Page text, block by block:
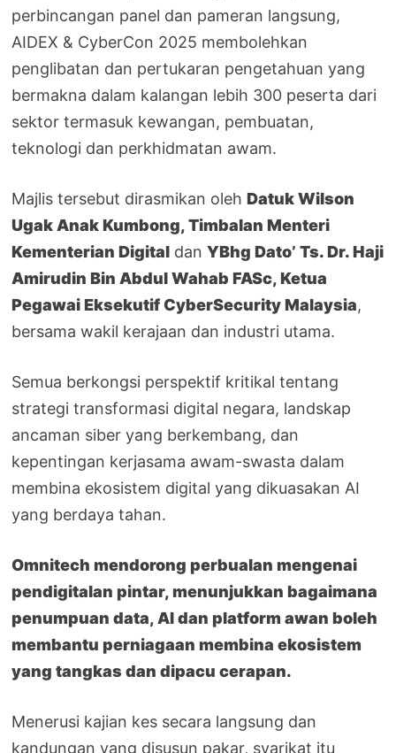
perbincangan panel dan pameran langsung,
AIDEX & CyberCon 2025 membolehkan
penglibatan dan pertukaran pengetahuan yang
bermakna dalam kalangan lebih 300 peserta dari
sektor termasuk kewangan, pembuatan,
teknologi dan perkhidmatan awam.
Majlis tersebut dirasmikan olehDatuk Wilson
Ugak Anak Kumbong, Timbalan Menteri
Kementerian Digital danYBhg Dato’ Ts. Dr. Haji
Amirudin Bin Abdul Wahab FASc, Ketua
Pegawai Eksekutif CyberSecurity Malaysia,
bersama wakil kerajaan dan industri utama.
Semua berkongsi perspektif kritikal tentang
strategi transformasi digital negara, landskap
ancaman siber yang berkembang, dan
kepentingan kerjasama awam-swasta dalam
membina ekosistem digital yang dikuasakan AI
yang berdaya tahan.
Omnitech mendorong perbualan mengenai
pendigitalan pintar, menunjukkan bagaimana
penumpuan data, AI dan platform awan boleh
membantu perniagaan membina ekosistem
yang tangkas dan dipacu cerapan.
Menerusi kajian kes secara langsung dan
kandungan yang disusun pakar, syarikat itu